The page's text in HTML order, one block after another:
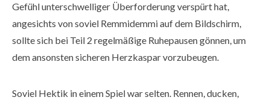
Gefühl unterschwelliger Überforderung verspürt hat,
angesichts von soviel Remmidemmi auf dem Bildschirm,
sollte sich bei Teil 2 regelmäßige Ruhepausen gönnen, um
dem ansonsten sicheren Herzkaspar vorzubeugen.
Soviel Hektik in einem Spiel war selten. Rennen, ducken,